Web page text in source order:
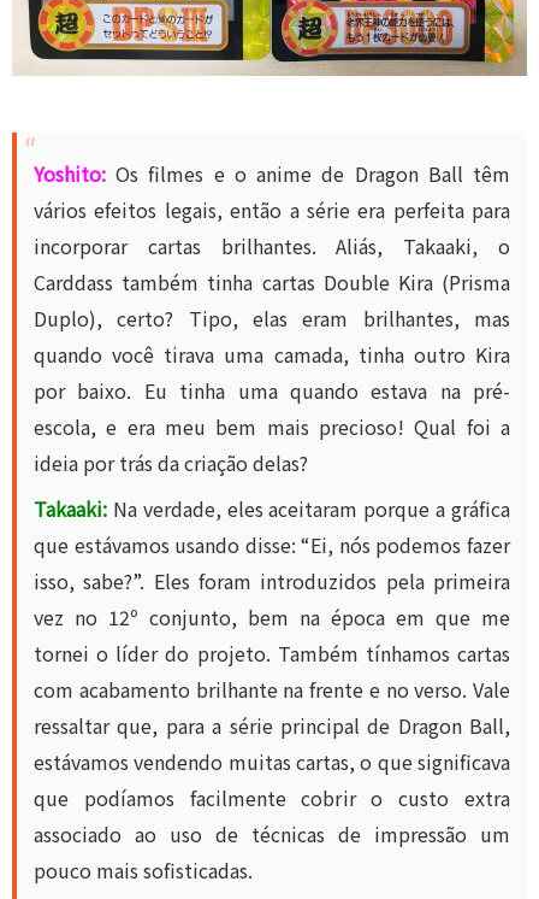
Yoshito: Os filmes e o anime de Dragon Ball têm
vários efeitos legais, então a série era perfeita para
incorporar cartas brilhantes. Aliás, Takaaki, o
Carddass também tinha cartas Double Kira (Prisma
Duplo), certo? Tipo, elas eram brilhantes, mas
quando você tirava uma camada, tinha outro Kira
por baixo. Eu tinha uma quando estava na pré-
escola, e era meu bem mais precioso! Qual foi a
ideia por trás da criação delas?
Takaaki: Na verdade, eles aceitaram porque a gráfica
que estávamos usando disse: “Ei, nós podemos fazer
isso, sabe?”. Eles foram introduzidos pela primeira
vez no 12º conjunto, bem na época em que me
tornei o líder do projeto. Também tínhamos cartas
com acabamento brilhante na frente e no verso. Vale
ressaltar que, para a série principal de Dragon Ball,
estávamos vendendo muitas cartas, o que significava
que podíamos facilmente cobrir o custo extra
associado ao uso de técnicas de impressão um
pouco mais sofisticadas.